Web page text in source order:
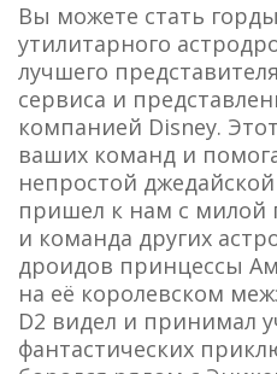
Вы можете стать
утилитарного
лучшего
сервиса и
компанией Disney.
ваших команд и
непростой
пришел к нам с милой
и команда других
дроидов принцессы
на её королевском
D2 видел и принимал
фантастических